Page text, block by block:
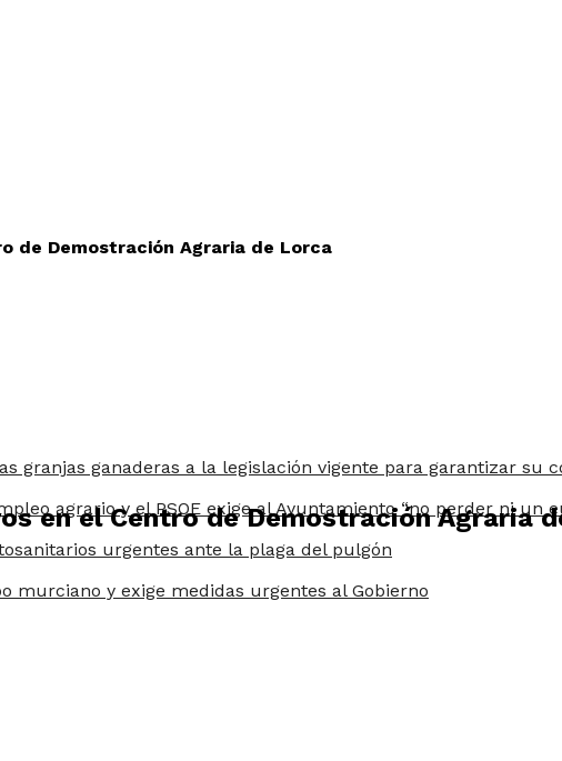
de Demostración Agraria de Lorca
granjas ganaderas a la legislación vigente para garantizar su
agrario y el PSOE exige al Ayuntamiento “no perder ni un
urgentes ante la plaga del pulgón
murciano y exige medidas urgentes al Gobierno
en el Centro de Demostración Agraria